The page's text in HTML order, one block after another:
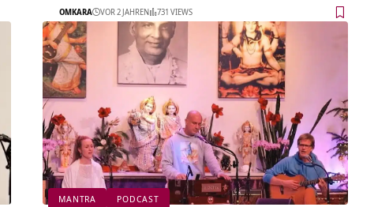
OMKARA VOR 2 JAHREN 731 VIEWS
MANTRA PODCAST